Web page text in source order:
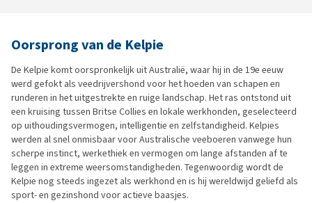
Oorsprong van de Kelpie
De Kelpie komt oorspronkelijk uit Australië, waar hij in de 19e eeuw
werd gefokt als veedrijvershond voor het hoeden van schapen en
runderen in het uitgestrekte en ruige landschap. Het ras ontstond uit
een kruising tussen Britse Collies en lokale werkhonden, geselecteerd
op uithoudingsvermogen, intelligentie en zelfstandigheid. Kelpies
werden al snel onmisbaar voor Australische veeboeren vanwege hun
scherpe instinct, werkethiek en vermogen om lange afstanden af te
leggen in extreme weersomstandigheden. Tegenwoordig wordt de
Kelpie nog steeds ingezet als werkhond en is hij wereldwijd geliefd als
sport- en gezinshond voor actieve baasjes.